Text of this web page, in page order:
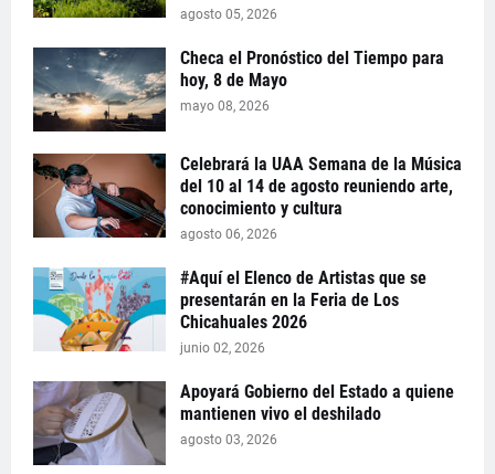
agosto 05, 2026
Checa el Pronóstico del Tiempo para
hoy, 8 de Mayo
mayo 08, 2026
Celebrará la UAA Semana de la Música
del 10 al 14 de agosto reuniendo arte,
conocimiento y cultura
agosto 06, 2026
#Aquí el Elenco de Artistas que se
presentarán en la Feria de Los
Chicahuales 2026
junio 02, 2026
Apoyará Gobierno del Estado a quiene
mantienen vivo el deshilado
agosto 03, 2026